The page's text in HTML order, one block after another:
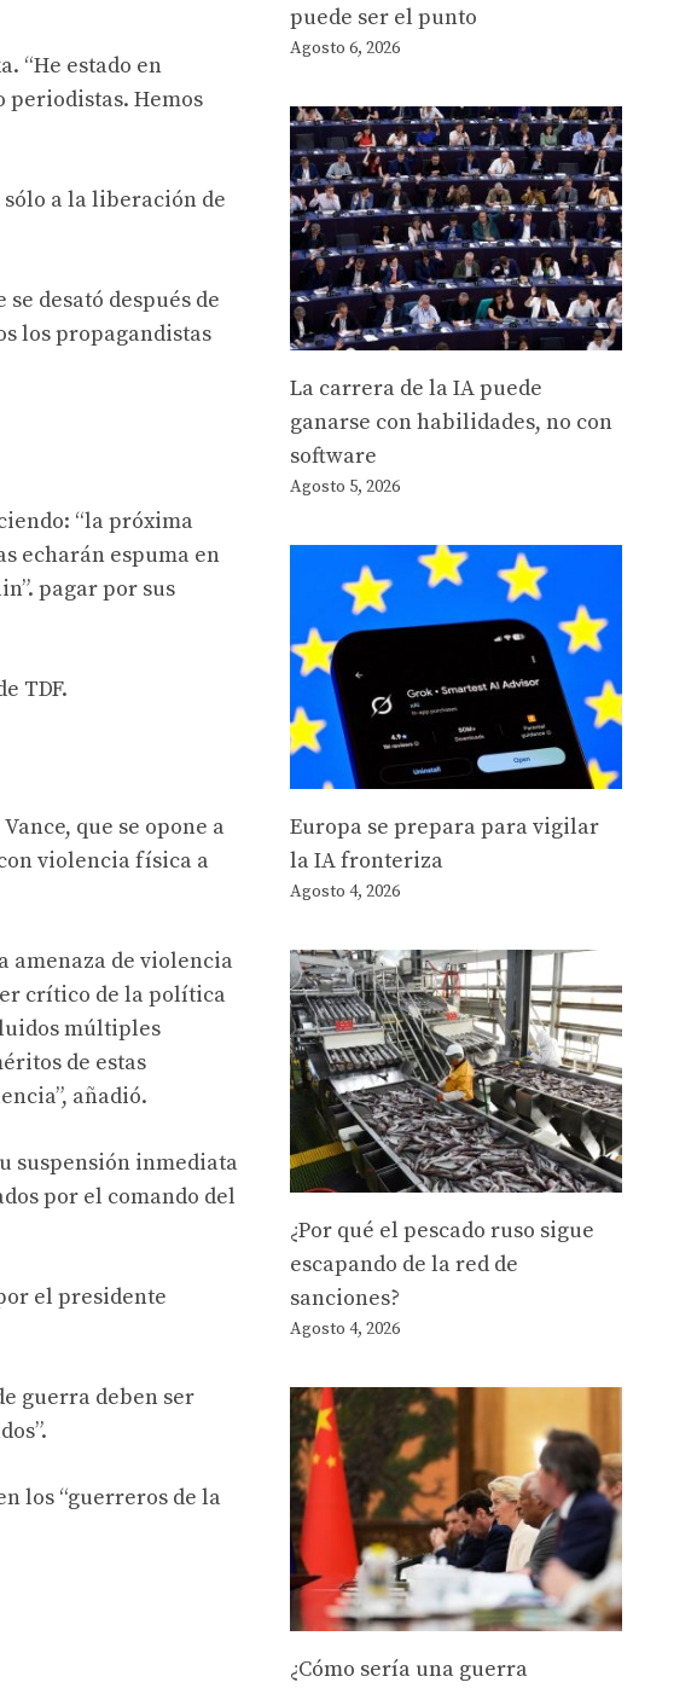
“He estado en
periodistas. Hemos
a la liberación de
desató después de
los propagandistas
“la próxima
echarán espuma en
pagar por sus
TDF.
que se opone a
violencia física a
amenaza de violencia
crítico de la política
múltiples
de estas
añadió.
suspensión inmediata
por el comando del
el presidente
guerra deben ser
los “guerreros de la
puede ser el punto
Agosto 6, 2026
La carrera de la IA puede
ganarse con habilidades, no con
software
Agosto 5, 2026
Europa se prepara para vigilar
la IA fronteriza
Agosto 4, 2026
¿Por qué el pescado ruso sigue
escapando de la red de
sanciones?
Agosto 4, 2026
¿Cómo sería una guerra